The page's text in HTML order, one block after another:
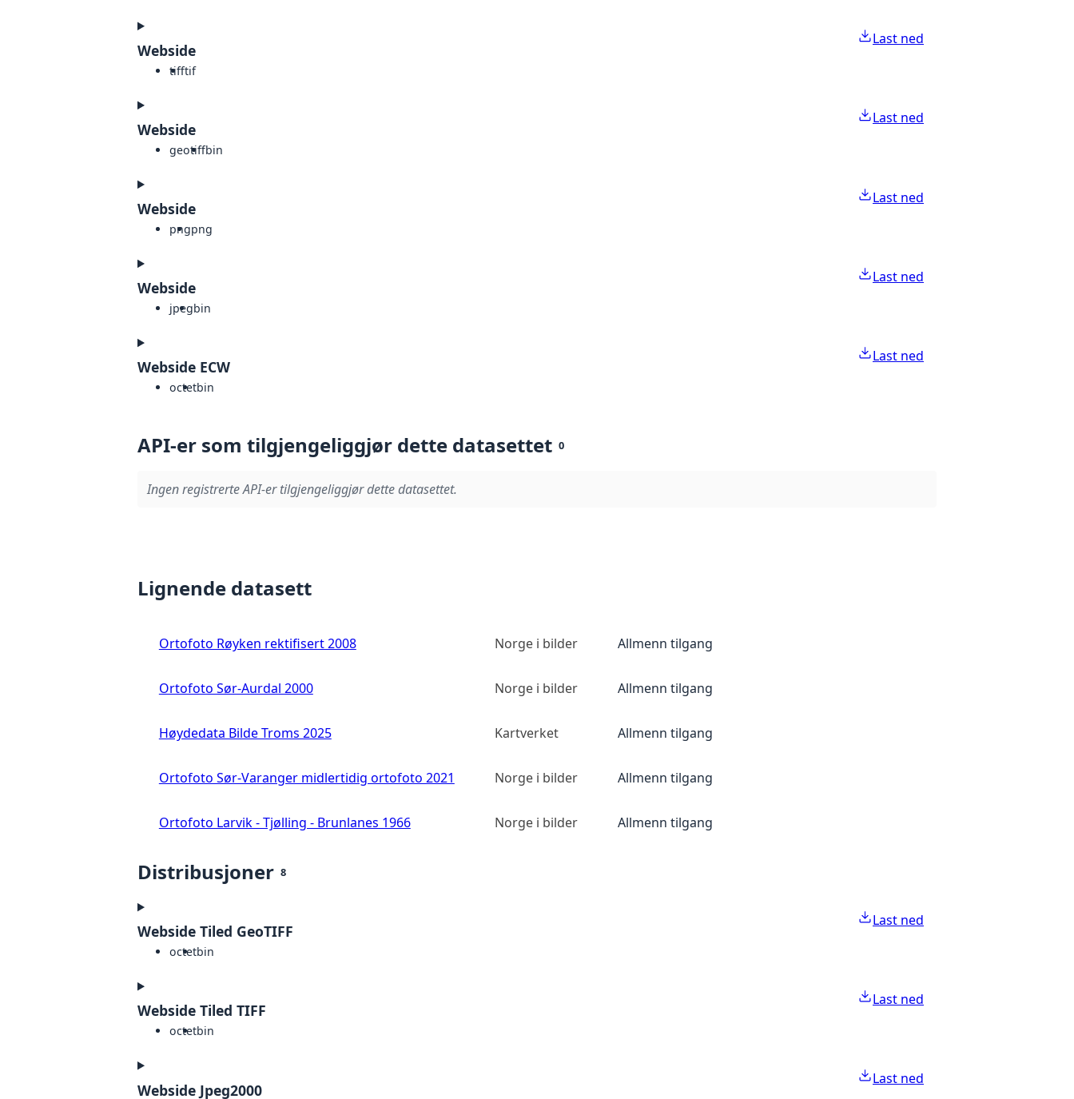
Webside
tifftif
Last ned
Webside
geotiffbin
Last ned
Webside
pngpng
Last ned
Webside
jpegbin
Last ned
Webside ECW
octetbin
Last ned
API-er som tilgjengeliggjør dette datasettet 0
Ingen registrerte API-er tilgjengeliggjør dette datasettet.
Lignende datasett
Ortofoto Røyken rektifisert 2008 Norge i bilder Allmenn tilgang
Ortofoto Sør-Aurdal 2000 Norge i bilder Allmenn tilgang
Høydedata Bilde Troms 2025 Kartverket Allmenn tilgang
Ortofoto Sør-Varanger midlertidig ortofoto 2021 Norge i bilder Allmenn tilgang
Ortofoto Larvik - Tjølling - Brunlanes 1966 Norge i bilder Allmenn tilgang
Distribusjoner 8
Webside Tiled GeoTIFF
octetbin
Last ned
Webside Tiled TIFF
octetbin
Last ned
Webside Jpeg2000
Last ned